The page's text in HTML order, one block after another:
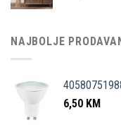
NAJBOLJE
6,50 KM